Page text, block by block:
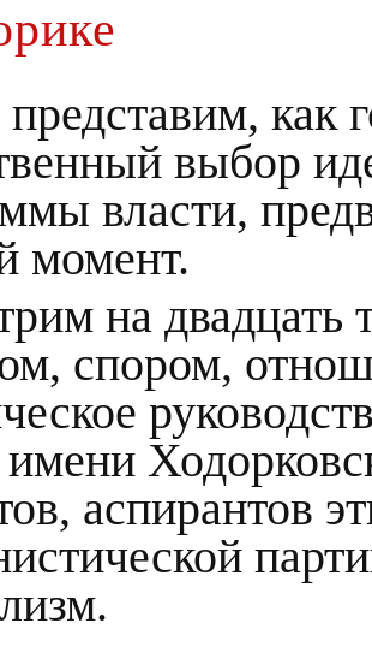
как
выбор
власти,
момент.
на двадцать
спором,
аспирантов